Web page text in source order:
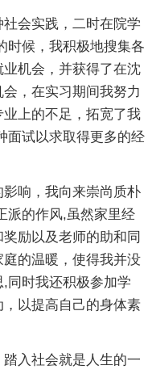
会实践，二时在院学
时候，我积极地搜集各
机会，并获得了在沈
，在实习期间我努力
上的不足，拓宽了我
面试以求取得更多的经
响，我向来崇尚质朴
派的作风,虽然家里经
励以及老师的助和同
的温暖，使得我并没
同时我还积极参加学
以提高自己的身体素
入社会就是人生的一